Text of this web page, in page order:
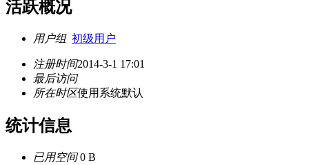
活跃概况
用户组 初级用户
注册时间2014-3-1 17:01
最后访问
所在时区使用系统默认
统计信息
已用空间0 B